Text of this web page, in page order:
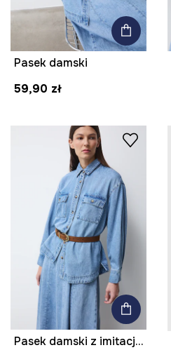
Pasek damski
59,90 zł
Pasek damski z imitacji zamszu